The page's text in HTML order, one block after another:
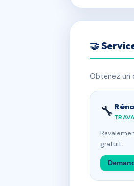
🤝
Obtenez un
🔧
gratuit.